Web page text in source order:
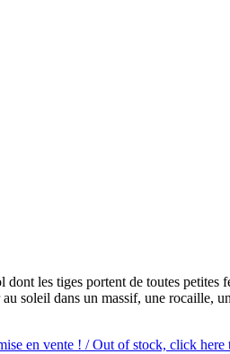
les tiges portent de toutes
soleil dans un massif, une rocaille,
en vente ! / Out of stock, click